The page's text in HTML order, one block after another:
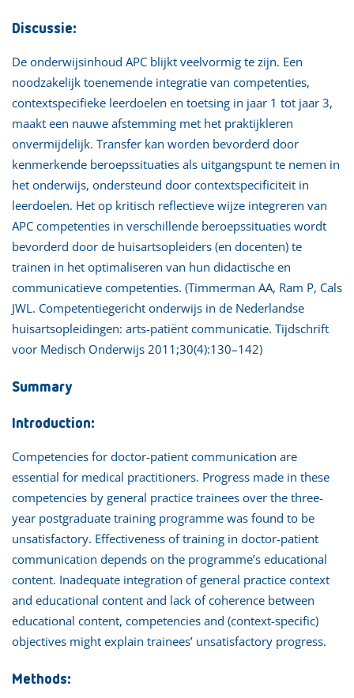
Discussie:
De onderwijsinhoud APC blijkt veelvormig te zijn. Een
noodzakelijk toenemende integratie van competenties,
contextspecifieke leerdoelen en toetsing in jaar 1 tot jaar 3,
maakt een nauwe afstemming met het praktijkleren
onvermijdelijk. Transfer kan worden bevorderd door
kenmerkende beroepssituaties als uitgangspunt te nemen in
het onderwijs, ondersteund door contextspecificiteit in
leerdoelen. Het op kritisch reflectieve wijze integreren van
APC competenties in verschillende beroepssituaties wordt
bevorderd door de huisartsopleiders (en docenten) te
trainen in het optimaliseren van hun didactische en
communicatieve competenties. (Timmerman AA, Ram P, Cals
JWL. Competentiegericht onderwijs in de Nederlandse
huisartsopleidingen: arts-patiënt communicatie. Tijdschrift
voor Medisch Onderwijs 2011;30(4):130–142)
Summary
Introduction:
Competencies for doctor-patient communication are
essential for medical practitioners. Progress made in these
competencies by general practice trainees over the three-
year postgraduate training programme was found to be
unsatisfactory. Effectiveness of training in doctor-patient
communication depends on the programme’s educational
content. Inadequate integration of general practice context
and educational content and lack of coherence between
educational content, competencies and (context-specific)
objectives might explain trainees’ unsatisfactory progress.
Methods: